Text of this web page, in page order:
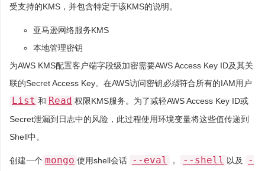
受支持的KMS，并包含特定于该KMS的说明。
亚马逊网络服务KMS
本地管理密钥
为AWS KMS配置客户端字段级加密需要AWS Access Key ID及其关
联的Secret Access Key。在AWS访问密钥必须符合所有的IAM用户
List 和 Read 权限KMS服务。为了减轻AWS Access Key ID或
Secret泄漏到日志中的风险，此过程使用环境变量将这些值传递到
Shell中。
创建一个 mongo 使用shell会话 --eval ， --shell 以及
-